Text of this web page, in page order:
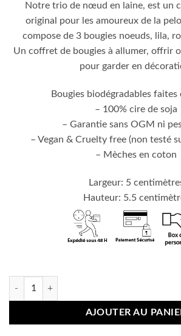
Notre trio de nœud en laine, est un
original pour les amoureux de la
compose de 3 bougies noeuds, lila,
Un coffret de bougies à allumer, offrir
pour garder en
Bougies biodégradables faites
– 100% cire de soja
– Garantie sans OGM ni
– Vegan & Cruelty free (non testé
– Mèches en coton
Largeur: 5
Hauteur: 5.5
quantité de Bougie Nœud Pelote de Laine
AJOUTER AU